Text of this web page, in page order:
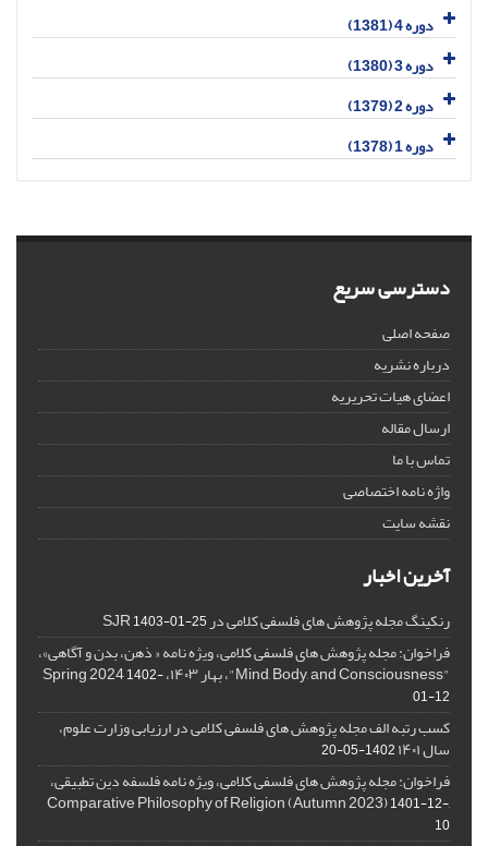
دوره 4 (1381)
دوره 3 (1380)
دوره 2 (1379)
دوره 1 (1378)
دسترسی سریع
صفحه اصلی
درباره نشریه
اعضای هیات تحریریه
ارسال مقاله
تماس با ما
واژه نامه اختصاصی
نقشه سایت
آخرین اخبار
رنکینگ مجله پژوهش های فلسفی کلامی در SJR1403-01-25
فراخوان: مجله پژوهش های فلسفی کلامی، ویژه نامه « ذهن، بدن و آگاهی»،
"Mind, Body, and Consciousness"، بهار ۱۴۰۳، Spring 2024
1402-
01-12
کسب رتبه الف مجله پژوهش های فلسفی کلامی در ارزیابی وزارت علوم،
سال ۱۴۰۱ 1402-05-20
فراخوان: مجله پژوهش های فلسفی کلامی، ویژه نامه فلسفه دین تطبیقی،
,Comparative Philosophy of Religion (Autumn 2023)
1401-12-
10